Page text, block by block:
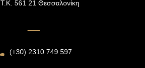
Τ.Κ. 561 21 Θεσσαλονίκη
(+30) 2310 749 597